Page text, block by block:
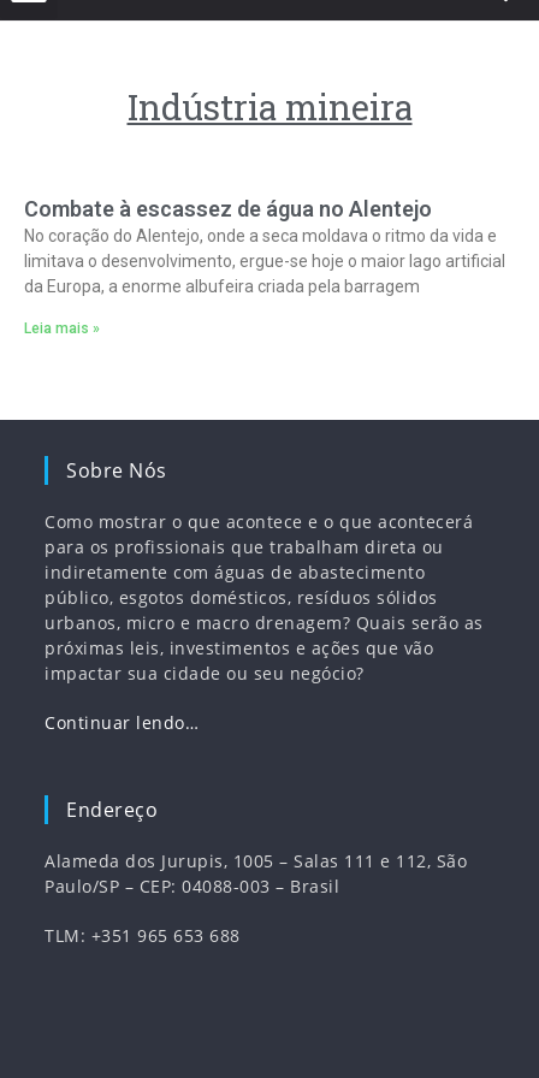
Indústria mineira
Combate à escassez de água no Alentejo
No coração do Alentejo, onde a seca moldava o ritmo da vida e
limitava o desenvolvimento, ergue-se hoje o maior lago artificial
da Europa, a enorme albufeira criada pela barragem
Leia mais »
Sobre Nós
Como mostrar o que acontece e o que acontecerá
para os profissionais que trabalham direta ou
indiretamente com águas de abastecimento
público, esgotos domésticos, resíduos sólidos
urbanos, micro e macro drenagem? Quais serão as
próximas leis, investimentos e ações que vão
impactar sua cidade ou seu negócio?
Continuar lendo…
Endereço
Alameda dos Jurupis, 1005 – Salas 111 e 112, São
Paulo/SP – CEP: 04088-003 – Brasil
TLM: +351 965 653 688